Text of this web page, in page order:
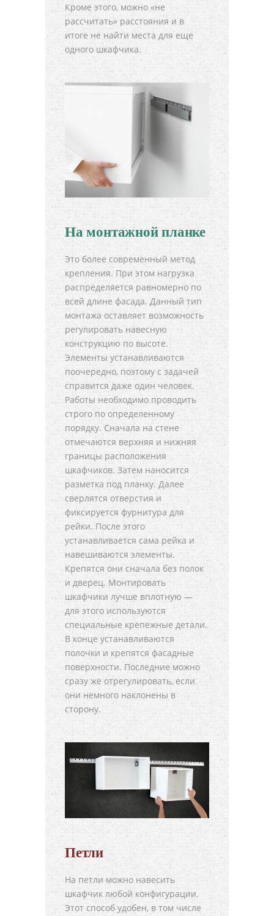
Кроме этого, можно «не
рассчитать» расстояния и в
итоге не найти места для еще
одного шкафчика.
На монтажной планке
Это более современный метод
крепления. При этом нагрузка
распределяется равномерно по
всей длине фасада. Данный тип
монтажа оставляет возможность
регулировать навесную
конструкцию по высоте.
Элементы устанавливаются
поочередно, поэтому с задачей
справится даже один человек.
Работы необходимо проводить
строго по определенному
порядку. Сначала на стене
отмечаются верхняя и нижняя
границы расположения
шкафчиков. Затем наносится
разметка под планку. Далее
сверлятся отверстия и
фиксируется фурнитура для
рейки. После этого
устанавливается сама рейка и
навешиваются элементы.
Крепятся они сначала без полок
и дверец. Монтировать
шкафчики лучше вплотную —
для этого используются
специальные крепежные детали.
В конце устанавливаются
полочки и крепятся фасадные
поверхности. Последние можно
сразу же отрегулировать, если
они немного наклонены в
сторону.
Петли
На петли можно навесить
шкафчик любой конфигурации.
Этот способ удобен, в том числе